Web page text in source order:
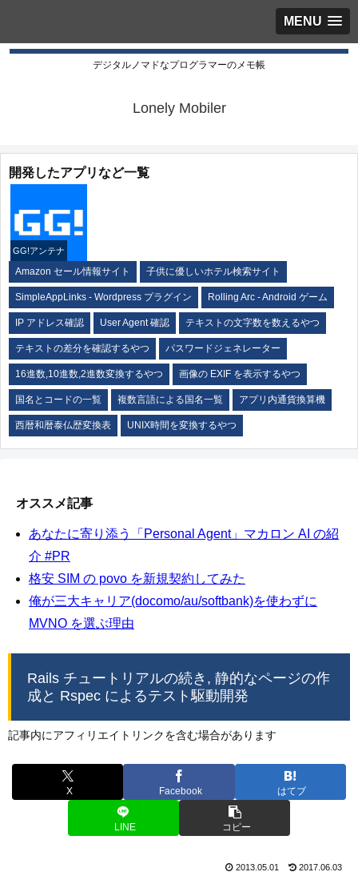
MENU
デジタルノマドなプログラマーのメモ帳
Lonely Mobiler
開発したアプリなど一覧
GG!アンテナ
Amazon セール情報サイト 子供に優しいホテル検索サイト
SimpleAppLinks - Wordpress プラグイン Rolling Arc - Android ゲーム
IP アドレス確認 User Agent 確認 テキストの文字数を数えるやつ
テキストの差分を確認するやつ パスワードジェネレーター
16進数,10進数,2進数変換するやつ 画像の EXIF を表示するやつ
国名とコードの一覧 複数言語による国名一覧 アプリ内通貨換算機
西暦和暦泰仏歴変換表 UNIX時間を変換するやつ
オススメ記事
あなたに寄り添う「Personal Agent」マカロン AI の紹
介 #PR
格安 SIM の povo を新規契約してみた
俺が三大キャリア(docomo/au/softbank)を使わずに
MVNO を選ぶ理由
Rails チュートリアルの続き, 静的なページの作
成と Rspec によるテスト駆動開発
記事内にアフィリエイトリンクを含む場合があります
X Facebook はてブ
LINE コピー
2013.05.01 2017.06.03